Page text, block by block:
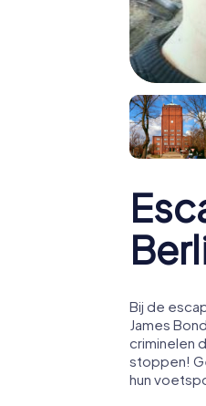
Bij de
James
criminelen
stoppen!
hun